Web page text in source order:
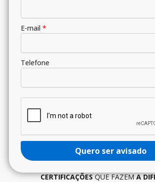
E-mail*
Telefone
Quero ser avisado
CERTIFICAÇÕESQUE FAZEMA